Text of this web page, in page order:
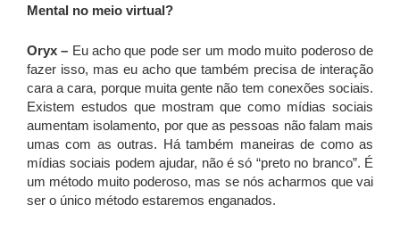
Mental no meio virtual?
Oryx – Eu acho que pode ser um modo muito poderoso de
fazer isso, mas eu acho que também precisa de interação
cara a cara, porque muita gente não tem conexões sociais.
Existem estudos que mostram que como mídias sociais
aumentam isolamento, por que as pessoas não falam mais
umas com as outras. Há também maneiras de como as
mídias sociais podem ajudar, não é só “preto no branco”. É
um método muito poderoso, mas se nós acharmos que vai
ser o único método estaremos enganados.